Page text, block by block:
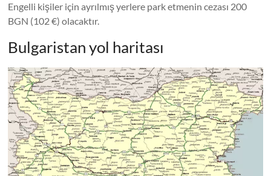
Engelli kişiler için ayrılmış yerlere park etmenin cezası 200
BGN (102 €) olacaktır.
Bulgaristan yol haritası